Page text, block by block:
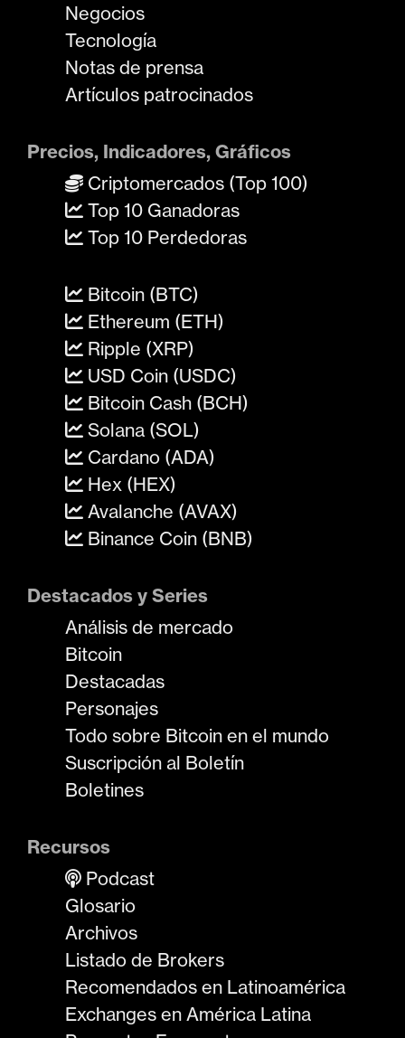
Negocios
Tecnología
Notas de prensa
Artículos patrocinados
Precios, Indicadores, Gráficos
Criptomercados (Top 100)
Top 10 Ganadoras
Top 10 Perdedoras
Bitcoin (BTC)
Ethereum (ETH)
Ripple (XRP)
USD Coin (USDC)
Bitcoin Cash (BCH)
Solana (SOL)
Cardano (ADA)
Hex (HEX)
Avalanche (AVAX)
Binance Coin (BNB)
Destacados y Series
Análisis de mercado
Bitcoin
Destacadas
Personajes
Todo sobre Bitcoin en el mundo
Suscripción al Boletín
Boletines
Recursos
Podcast
Glosario
Archivos
Listado de Brokers
Recomendados en Latinoamérica
Exchanges en América Latina